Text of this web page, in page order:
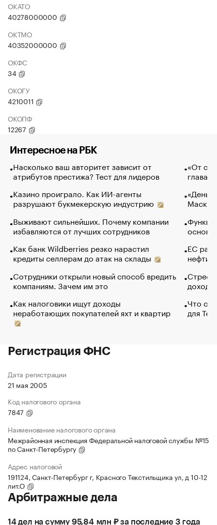
ОКАТО
40278000000
ОКТМО
40352000000
ОКФС
34
ОКОГУ
4210011
ОКОПФ
12267
Интересное на РБК
Насколько ваш авторитет зависит от
атрибутов престижа? Тест для лидеров
Казино проиграло. Как ИИ-агенты
разрушают букмекерскую индустрию
Выживают сильнейших. Почему компании
избавляются от лучших сотрудников
Как банк Wildberries резко нарастил
кредиты селлерам до атак на склады
Сотрудники открыли новый способ вредить
компаниям. Зачем им это
Как налоговики ищут доходы
неработающих покупателей яхт и квартир
«От
глава
Маск в
основ
ЕС
нефти
Что
для
Регистрация ФНС
Дата регистрации
21 мая 2005
Код налогового органа
7847
Наименование налогового органа
Межрайонная инспекция Федеральной налоговой службы №15
по Санкт-Петербургу
Адрес налоговой
191124, Санкт-Петербург г, Красного Текстильщика ул, д 10-12
лит.О
Арбитражные дела
14 дел на сумму 95,84 млн ₽ за последние 3 года